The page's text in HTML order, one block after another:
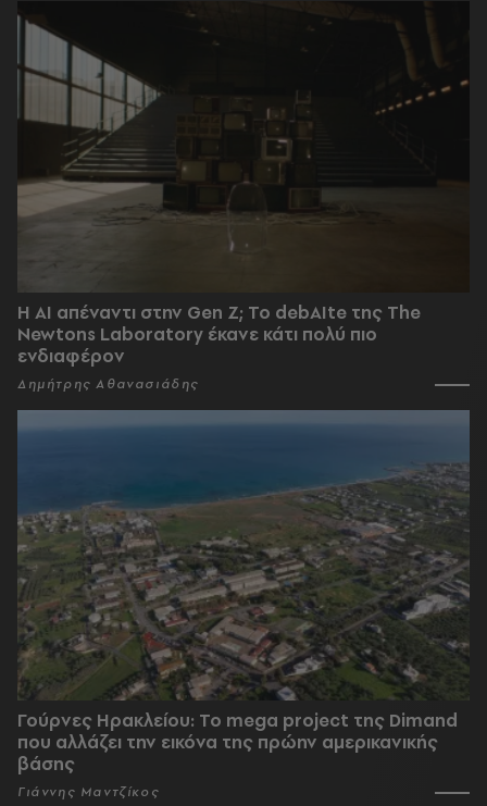
Η AI απέναντι στην Gen Z; Το debAIte της The
Newtons Laboratory έκανε κάτι πολύ πιο
ενδιαφέρον
Δημήτρης Αθανασιάδης
Γούρνες Ηρακλείου: To mega project της Dimand
που αλλάζει την εικόνα της πρώην αμερικανικής
βάσης
Γιάννης Μαντζίκος